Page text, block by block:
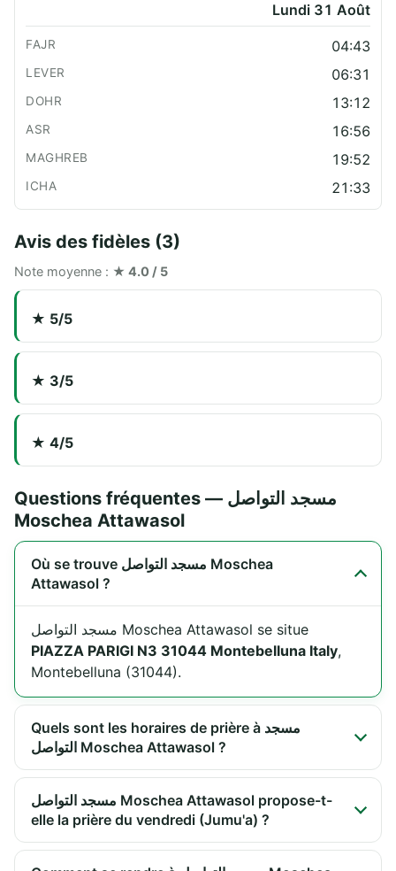
Lundi 31 Août
04:43
06:31
13:12
16:56
19:52
21:33
Avis des fidèles (3)
Note moyenne : ★ 4.0 / 5
★ 5/5
★ 3/5
★ 4/5
Questions fréquentes — مسجد التواصل
Moschea Attawasol
Où se trouve مسجد التواصل Moschea
Attawasol ?
مسجد التواصل Moschea Attawasol se situe
PIAZZA PARIGI N3 31044 Montebelluna Italy,
Montebelluna (31044).
Quels sont les horaires de prière à مسجد
التواصل Moschea Attawasol ?
مسجد التواصل Moschea Attawasol propose-t-
elle la prière du vendredi (Jumu'a) ?